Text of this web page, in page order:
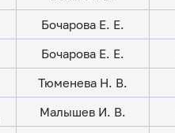
Бочарова Е. Е.
Бочарова Е. Е.
Тюменева Н. В.
Малышев И. В.